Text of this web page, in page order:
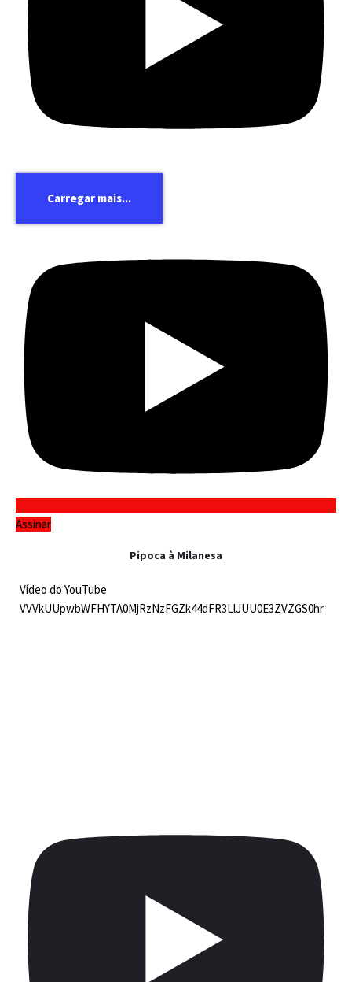
Carregar mais...
Assinar
Pipoca à Milanesa
Vídeo do YouTube
VVVkUUpwbWFHYTA0MjRzNzFGZk44dFR3LlJUU0E3ZVZGS0hr